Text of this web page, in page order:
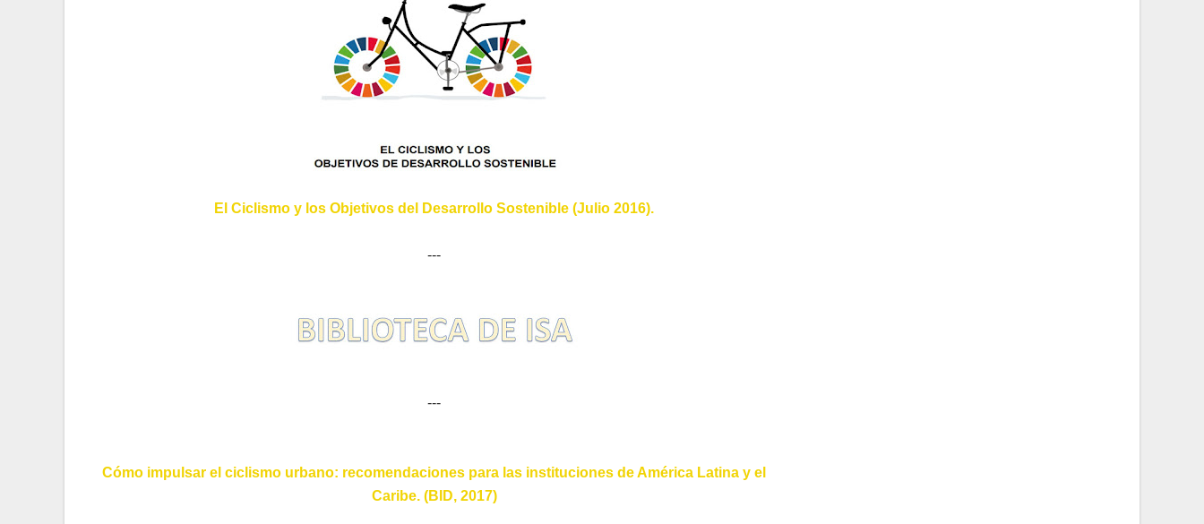
El Ciclismo y los Objetivos del Desarrollo Sostenible (Julio 2016).
---
---
Cómo impulsar el ciclismo urbano: recomendaciones para las instituciones de América Latina y el
Caribe. (BID, 2017)